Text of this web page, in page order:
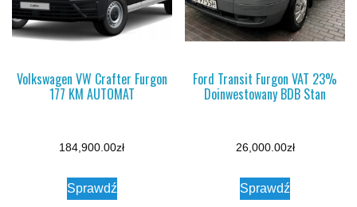
Volkswagen VW Crafter Furgon
177 KM AUTOMAT
184,900.00zł
Sprawdź
Ford Transit Furgon VAT 23%
Doinwestowany BDB Stan
26,000.00zł
Sprawdź